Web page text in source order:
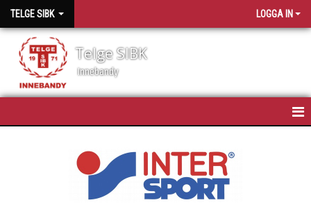
TELGE SIBK LOGGA IN
Telge SIBK
Innebandy